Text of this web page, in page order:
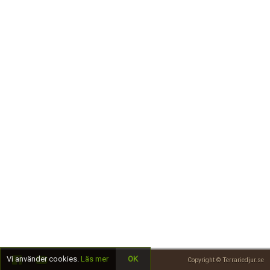
Copyright © Terrariedjur.se
Vi använder cookies. Läs mer OK